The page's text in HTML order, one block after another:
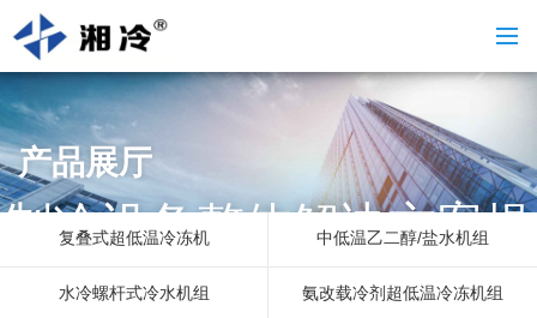
制冷设备整体解决方案提
供商
产品展厅
复叠式超低温冷冻机 中低温乙二醇/盐水机组
水冷螺杆式冷水机组 氨改载冷剂超低温冷冻机组